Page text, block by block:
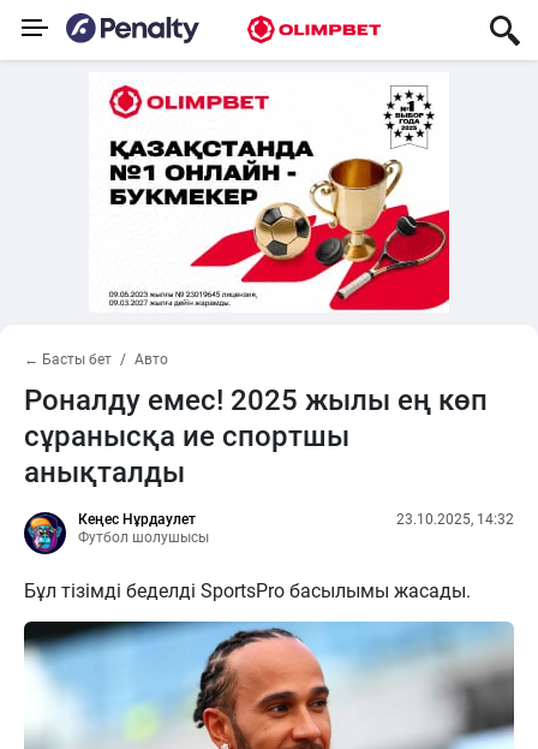
← Басты бет Авто
Роналду емес! 2025 жылы ең көп
сұранысқа ие спортшы
анықталды
Кеңес Нұрдаулет
Футбол шолушысы
23.10.2025, 14:32
Бұл тізімді беделді SportsPro басылымы жасады.